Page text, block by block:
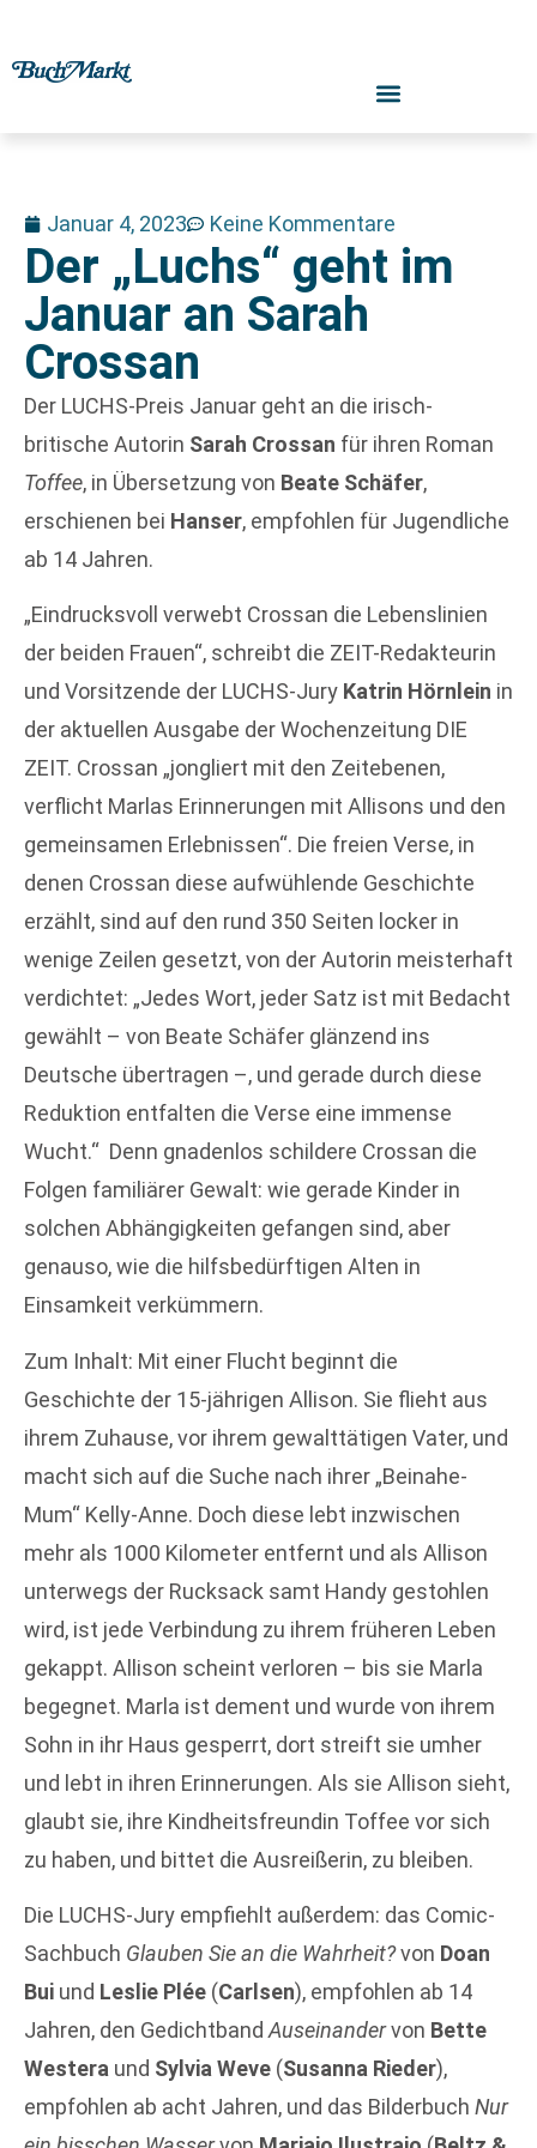
Januar 4, 2023 Keine Kommentare
Der „Luchs“ geht im
Januar an Sarah
Crossan
Der LUCHS-Preis Januar geht an die irisch-
britische Autorin Sarah Crossan für ihren Roman
Toffee, in Übersetzung von Beate Schäfer,
erschienen bei Hanser, empfohlen für Jugendliche
ab 14 Jahren.
„Eindrucksvoll verwebt Crossan die Lebenslinien
der beiden Frauen“, schreibt die ZEIT-Redakteurin
und Vorsitzende der LUCHS-Jury Katrin Hörnlein in
der aktuellen Ausgabe der Wochenzeitung DIE
ZEIT. Crossan „jongliert mit den Zeitebenen,
verflicht Marlas Erinnerungen mit Allisons und den
gemeinsamen Erlebnissen“. Die freien Verse, in
denen Crossan diese aufwühlende Geschichte
erzählt, sind auf den rund 350 Seiten locker in
wenige Zeilen gesetzt, von der Autorin meisterhaft
verdichtet: „Jedes Wort, jeder Satz ist mit Bedacht
gewählt – von Beate Schäfer glänzend ins
Deutsche übertragen –, und gerade durch diese
Reduktion entfalten die Verse eine immense
Wucht.“ Denn gnadenlos schildere Crossan die
Folgen familiärer Gewalt: wie gerade Kinder in
solchen Abhängigkeiten gefangen sind, aber
genauso, wie die hilfsbedürftigen Alten in
Einsamkeit verkümmern.
Zum Inhalt: Mit einer Flucht beginnt die
Geschichte der 15-jährigen Allison. Sie flieht aus
ihrem Zuhause, vor ihrem gewalttätigen Vater, und
macht sich auf die Suche nach ihrer „Beinahe-
Mum“ Kelly-Anne. Doch diese lebt inzwischen
mehr als 1000 Kilometer entfernt und als Allison
unterwegs der Rucksack samt Handy gestohlen
wird, ist jede Verbindung zu ihrem früheren Leben
gekappt. Allison scheint verloren – bis sie Marla
begegnet. Marla ist dement und wurde von ihrem
Sohn in ihr Haus gesperrt, dort streift sie umher
und lebt in ihren Erinnerungen. Als sie Allison sieht,
glaubt sie, ihre Kindheitsfreundin Toffee vor sich
zu haben, und bittet die Ausreißerin, zu bleiben.
Die LUCHS-Jury empfiehlt außerdem: das Comic-
Sachbuch Glauben Sie an die Wahrheit?von Doan
Bui und Leslie Plée (Carlsen), empfohlen ab 14
Jahren, den Gedichtband Auseinandervon Bette
Westera und Sylvia Weve (Susanna Rieder),
empfohlen ab acht Jahren, und das Bilderbuch Nur